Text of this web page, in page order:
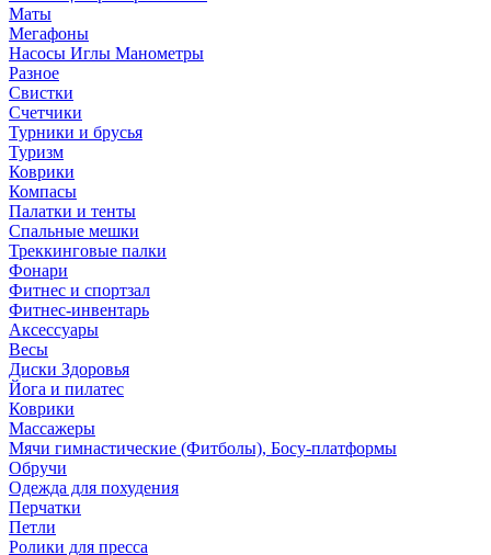
Маты
Мегафоны
Насосы Иглы Манометры
Разное
Свистки
Счетчики
Турники и брусья
Туризм
Коврики
Компасы
Палатки и тенты
Спальные мешки
Треккинговые палки
Фонари
Фитнес и спортзал
Фитнес-инвентарь
Аксессуары
Весы
Диски Здоровья
Йога и пилатес
Коврики
Массажеры
Мячи гимнастические (Фитболы), Босу-платформы
Обручи
Одежда для похудения
Перчатки
Петли
Ролики для пресса